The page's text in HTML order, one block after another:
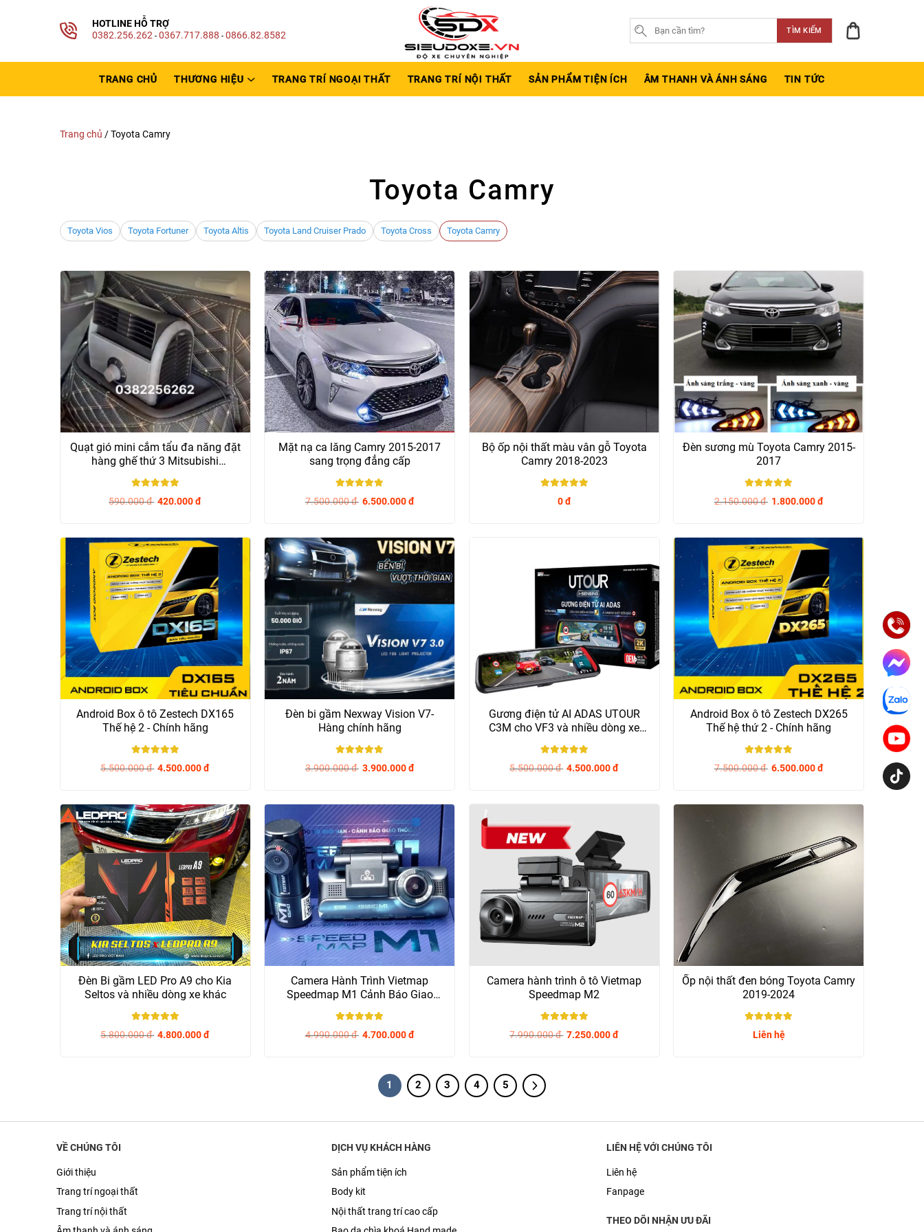
HOTLINE HỖ TRỢ
0382.256.262 - 0367.717.888 - 0866.82.8582 TÌM KIẾM
TRANG CHỦ THƯƠNG HIỆU TRANG TRÍ NGOẠI THẤT TRANG TRÍ NỘI THẤT SẢN PHẨM TIỆN ÍCH ÂM THANH VÀ ÁNH SÁNG TIN TỨC
Trang chủ /Toyota Camry
Toyota Camry
Toyota Vios Toyota Fortuner Toyota Altis Toyota Land Cruiser Prado Toyota Cross Toyota Camry
Quạt gió mini cắm tẩu đa năng đặt
hàng ghế thứ 3 Mitsubishi
590.000đ 420.000đ
Mặt nạ ca lăng Camry 2015-2017
sang trọng đẳng cấp
7.500.000đ 6.500.000đ
Bộ ốp nội thất màu vân gỗ Toyota
Camry 2018-2023
0đ
Đèn sương mù Toyota Camry 2015-
2017
2.150.000đ 1.800.000đ
Android Box ô tô Zestech DX165
Thế hệ 2 - Chính hãng
5.500.000đ 4.500.000đ
Đèn bi gầm Nexway Vision V7-
Hàng chính hãng
3.900.000đ 3.900.000đ
Gương điện tử AI ADAS UTOUR
C3M cho VF3 và nhiều dòng xe
5.500.000đ 4.500.000đ
Android Box ô tô Zestech DX265
Thế hệ thứ 2 - Chính hãng
7.500.000đ 6.500.000đ
Đèn Bi gầm LED Pro A9 cho Kia
Seltos và nhiều dòng xe khác
5.800.000đ 4.800.000đ
Camera Hành Trình Vietmap
Speedmap M1 Cảnh Báo Giao
4.990.000đ 4.700.000đ
Camera hành trình ô tô Vietmap
Speedmap M2
7.990.000đ 7.250.000đ
Ốp nội thất đen bóng Toyota Camry
2019-2024
/ 5
Liên hệ
1 2 3 4 5
VỀ CHÚNG TÔI
Giới thiệu
Trang trí ngoại thất
Trang trí nội thất
DỊCH VỤ KHÁCH HÀNG
Sản phẩm tiện ích
Body kit
Nội thất trang trí cao cấp
LIÊN HỆ VỚI CHÚNG TÔI
Liên hệ
Fanpage
THEO DÕI NHẬN ƯU ĐÃI